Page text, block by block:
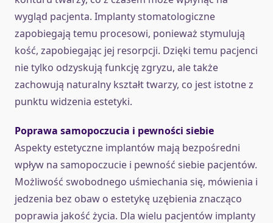
wygląd pacjenta. Implanty stomatologiczne
zapobiegają temu procesowi, ponieważ stymulują
kość, zapobiegając jej resorpcji. Dzięki temu pacjenci
nie tylko odzyskują funkcję zgryzu, ale także
zachowują naturalny kształt twarzy, co jest istotne z
punktu widzenia estetyki.
Poprawa samopoczucia i pewności siebie
Aspekty estetyczne implantów mają bezpośredni
wpływ na samopoczucie i pewność siebie pacjentów.
Możliwość swobodnego uśmiechania się, mówienia i
jedzenia bez obaw o estetykę uzębienia znacząco
poprawia jakość życia. Dla wielu pacjentów implanty